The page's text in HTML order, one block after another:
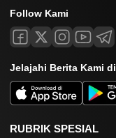
Follow Kami
Jelajahi Berita Kami di
RUBRIK SPESIAL